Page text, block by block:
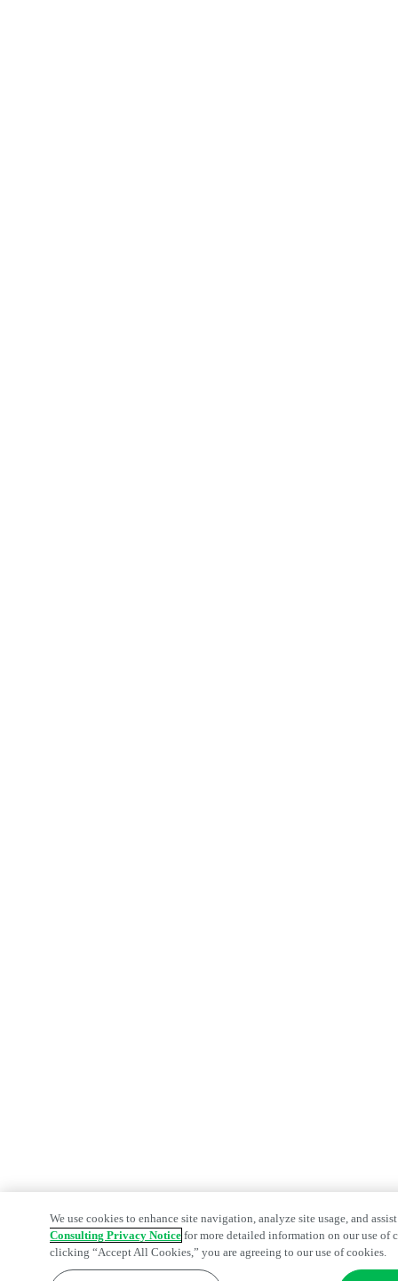
We use cookies to enhance site navigation, analyze site usage, and
Consulting Privacy Notice for more detailed information on our use of
clicking “Accept All Cookies,” you are agreeing to our use of cookies.